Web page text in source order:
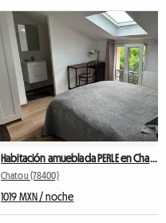
Habitación amueblada PERLE en Chatou con baño privado
Chatou (78400)
1019 MXN / noche